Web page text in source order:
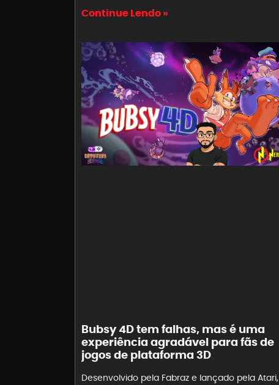
Continue Lendo »
Bubsy 4D tem falhas, mas é uma
experiência agradável para fãs de
jogos de plataforma 3D
Desenvolvido pela Fabraz e lançado pela Atari,